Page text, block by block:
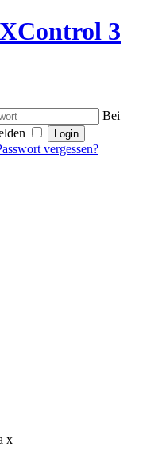
3
Bei
vergessen?
x